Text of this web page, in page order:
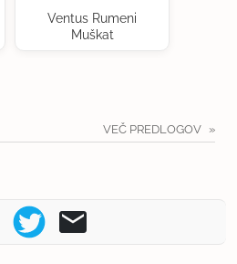
Ventus Rumeni
Muškat
VEČ PREDLOGOV